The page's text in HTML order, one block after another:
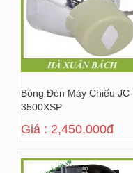
Bóng Đèn Máy Chiếu JC-
3500XSP
Giá : 2,450,000đ